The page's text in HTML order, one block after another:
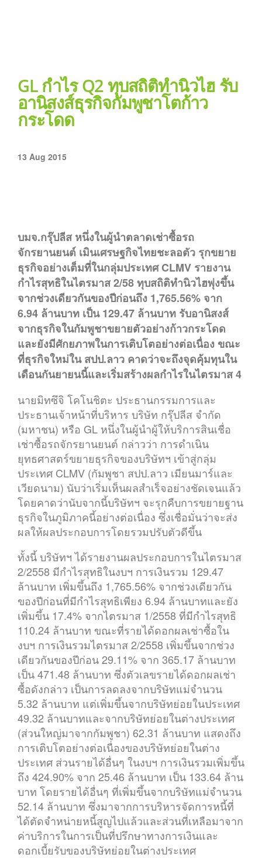
GL กำไร Q2 ทุบสถิติทำนิวไฮ รับ
อานิสงส์ธุรกิจกัมพูชาโตก้าว
กระโดด
13 Aug 2015
บมจ.กรุ๊ปลีส หนึ่งในผู้นำตลาดเช่าซื้อรถ
จักรยานยนต์ เมินเศรษฐกิจไทยชะลอตัว รุกขยาย
ธุรกิจอย่างเต็มที่ในกลุ่มประเทศ CLMV รายงาน
กำไรสุทธิในไตรมาส 2/58 ทุบสถิติทำนิวไฮพุ่งขึ้น
จากช่วงเดียวกันของปีก่อนถึง 1,765.56% จาก
6.94 ล้านบาท เป็น 129.47 ล้านบาท รับอานิสงส์
จากธุรกิจในกัมพูชาขยายตัวอย่างก้าวกระโดด
และยังมีศักยภาพในการเติบโตอย่างต่อเนื่อง ขณะ
ที่ธุรกิจใหม่ใน สปป.ลาว คาดว่าจะถึงจุดคุ้มทุนใน
เดือนกันยายนนี้และเริ่มสร้างผลกำไรในไตรมาส 4
นายมิทซึจิ โคโนชิตะ ประธานกรรมการและ
ประธานเจ้าหน้าที่บริหาร บริษัท กรุ๊ปลีส จำกัด
(มหาชน) หรือ GL หนึ่งในผู้นำผู้ให้บริการสินเชื่อ
เช่าซื้อรถจักรยานยนต์ กล่าวว่า การดำเนิน
ยุทธศาสตร์ขยายธุรกิจของบริษัทฯ เข้าสู่กลุ่ม
ประเทศ CLMV (กัมพูชา สปป.ลาว เมียนมาร์และ
เวียดนาม) นับว่าเริ่มเห็นผลสำเร็จอย่างชัดเจนแล้ว
โดยคาดว่านับจากนี้บริษัทฯ จะรุกคืบการขยายฐาน
ธุรกิจในภูมิภาคนี้อย่างต่อเนื่อง ซึ่งเชื่อมั่นว่าจะส่ง
ผลให้ผลประกอบการโดยรวมปรับตัวดีขึ้น
ทั้งนี้ บริษัทฯ ได้รายงานผลประกอบการในไตรมาส
2/2558 มีกำไรสุทธิในงบฯ การเงินรวม 129.47
ล้านบาท เพิ่มขึ้นถึง 1,765.56% จากช่วงเดียวกัน
ของปีก่อนที่มีกำไรสุทธิเพียง 6.94 ล้านบาทและยัง
เพิ่มขึ้น 17.4% จากไตรมาส 1/2558 ที่มีกำไรสุทธิ
110.24 ล้านบาท ขณะที่รายได้ดอกผลเช่าซื้อใน
งบฯ การเงินรวมไตรมาส 2/2558 เพิ่มขึ้นจากช่วง
เดียวกันของปีก่อน 29.11% จาก 365.17 ล้านบาท
เป็น 471.48 ล้านบาท ซึ่งตัวเลขรายได้ดอกผลเช่า
ซื้อดังกล่าว เป็นการลดลงจากบริษัทแม่จำนวน
5.32 ล้านบาท แต่เพิ่มขึ้นจากบริษัทย่อยในประเทศ
49.32 ล้านบาทและจากบริษัทย่อยในต่างประเทศ
(ส่วนใหญ่มาจากกัมพูชา) 62.31 ล้านบาท แสดงถึง
การเติบโตอย่างต่อเนื่องของบริษัทย่อยในต่าง
ประเทศ ส่วนรายได้อื่นๆ ในงบฯ การเงินรวมเพิ่มขึ้น
ถึง 424.90% จาก 25.46 ล้านบาท เป็น 133.64 ล้าน
บาท โดยรายได้อื่นๆ ที่เพิ่มขึ้นจากบริษัทแม่จำนวน
52.14 ล้านบาท ซึ่งมาจากการบริหารจัดการหนี้ที่
ได้ตัดจำหน่ายหนี้สูญไปแล้วและส่วนที่เหลือมาจาก
ค่าบริการในการเป็นที่ปรึกษาทางการเงินและ
ดอกเบี้ยรับของบริษัทย่อยในต่างประเทศ